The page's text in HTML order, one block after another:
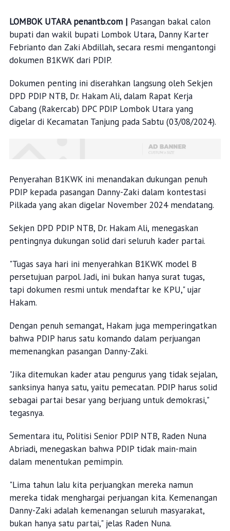
LOMBOK UTARA penantb.com | Pasangan bakal calon
bupati dan wakil bupati Lombok Utara, Danny Karter
Febrianto dan Zaki Abdillah, secara resmi mengantongi
dokumen B1KWK dari PDIP.
Dokumen penting ini diserahkan langsung oleh Sekjen
DPD PDIP NTB, Dr. Hakam Ali, dalam Rapat Kerja
Cabang (Rakercab) DPC PDIP Lombok Utara yang
digelar di Kecamatan Tanjung pada Sabtu (03/08/2024).
Penyerahan B1KWK ini menandakan dukungan penuh
PDIP kepada pasangan Danny-Zaki dalam kontestasi
Pilkada yang akan digelar November 2024 mendatang.
Sekjen DPD PDIP NTB, Dr. Hakam Ali, menegaskan
pentingnya dukungan solid dari seluruh kader partai.
"Tugas saya hari ini menyerahkan B1KWK model B
persetujuan parpol. Jadi, ini bukan hanya surat tugas,
tapi dokumen resmi untuk mendaftar ke KPU," ujar
Hakam.
Dengan penuh semangat, Hakam juga memperingatkan
bahwa PDIP harus satu komando dalam perjuangan
memenangkan pasangan Danny-Zaki.
"Jika ditemukan kader atau pengurus yang tidak sejalan,
sanksinya hanya satu, yaitu pemecatan. PDIP harus solid
sebagai partai besar yang berjuang untuk demokrasi,"
tegasnya.
Sementara itu, Politisi Senior PDIP NTB, Raden Nuna
Abriadi, menegaskan bahwa PDIP tidak main-main
dalam menentukan pemimpin.
"Lima tahun lalu kita perjuangkan mereka namun
mereka tidak menghargai perjuangan kita. Kemenangan
Danny-Zaki adalah kemenangan seluruh masyarakat,
bukan hanya satu partai," jelas Raden Nuna.